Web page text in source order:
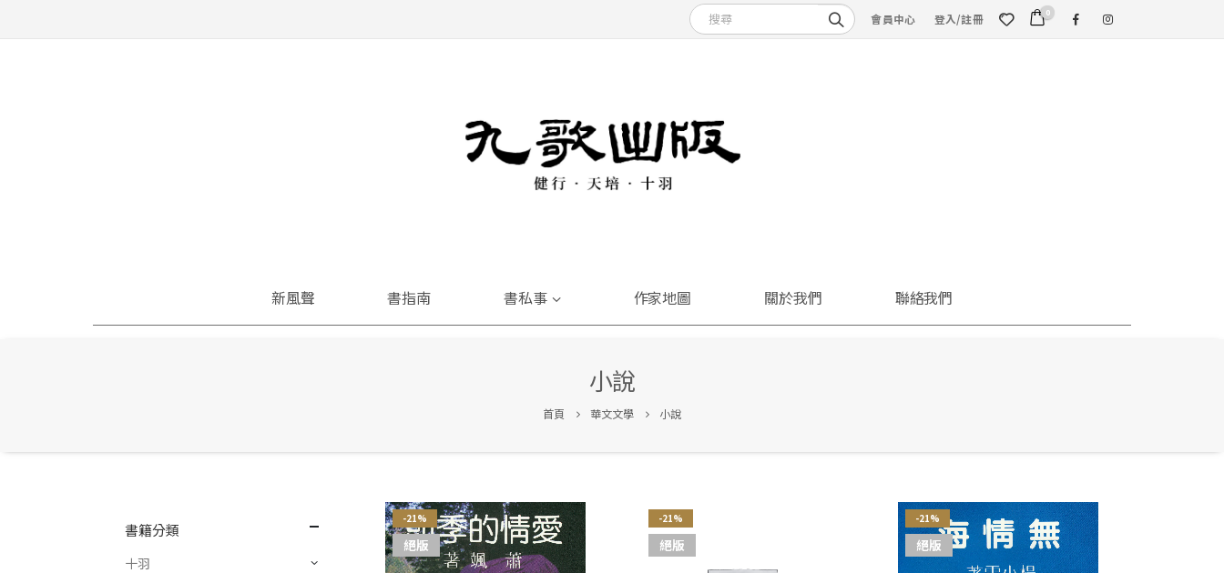
會員中心 登入/註冊 0
新風聲 書指南 書私事 作家地圖 關於我們 聯絡我們
小說
首頁 華文文學 小說
-21%
絕版
-21%
絕版
-21%
絕版
書籍分類
十羽